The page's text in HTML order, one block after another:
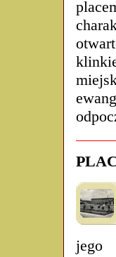
jego